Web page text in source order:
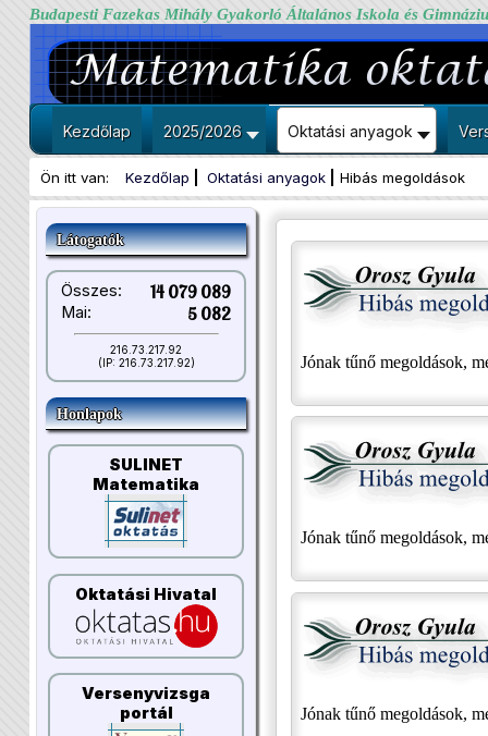
Budapesti Fazekas Mihály Gyakorló Általános Iskola és
Kezdőlap 2025/2026 Oktatási anyagok
Ön itt van: Kezdőlap Oktatási anyagok Hibás megoldások
Látogatók
Összes: 14 079 089
Mai: 5 082
216.73.217.92
(IP: 216.73.217.92)
Honlapok
SULINET
Matematika
Oktatási Hivatal
Versenyvizsga
portál
Jónak tűnő megoldások,
Jónak tűnő megoldások,
Jónak tűnő megoldások,